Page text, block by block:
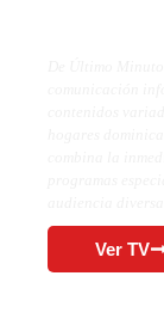
Ver TV